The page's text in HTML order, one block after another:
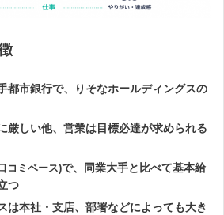
都市銀行で、りそなホールディングスの
厳しい他、営業は目標必達が求められる
コミベース)で、同業大手と比べて基本給
つ
は本社・支店、部署などによっても大き